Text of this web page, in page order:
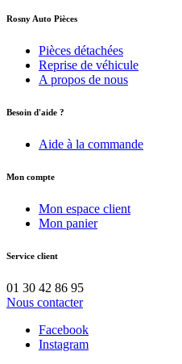
Rosny Auto Pièces
Pièces détachées
Reprise de véhicule
A propos de nous
Besoin d'aide ?
Aide à la commande
Mon compte
Mon espace client
Mon panier
Service client
01 30 42 86 95
Nous contacter
Facebook
Instagram